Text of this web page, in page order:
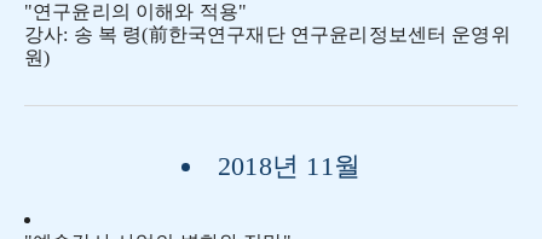
"연구윤리의 이해와 적용"
강사: 송 복 령(前한국연구재단 연구윤리정보센터 운영위
원)
2018년 11월